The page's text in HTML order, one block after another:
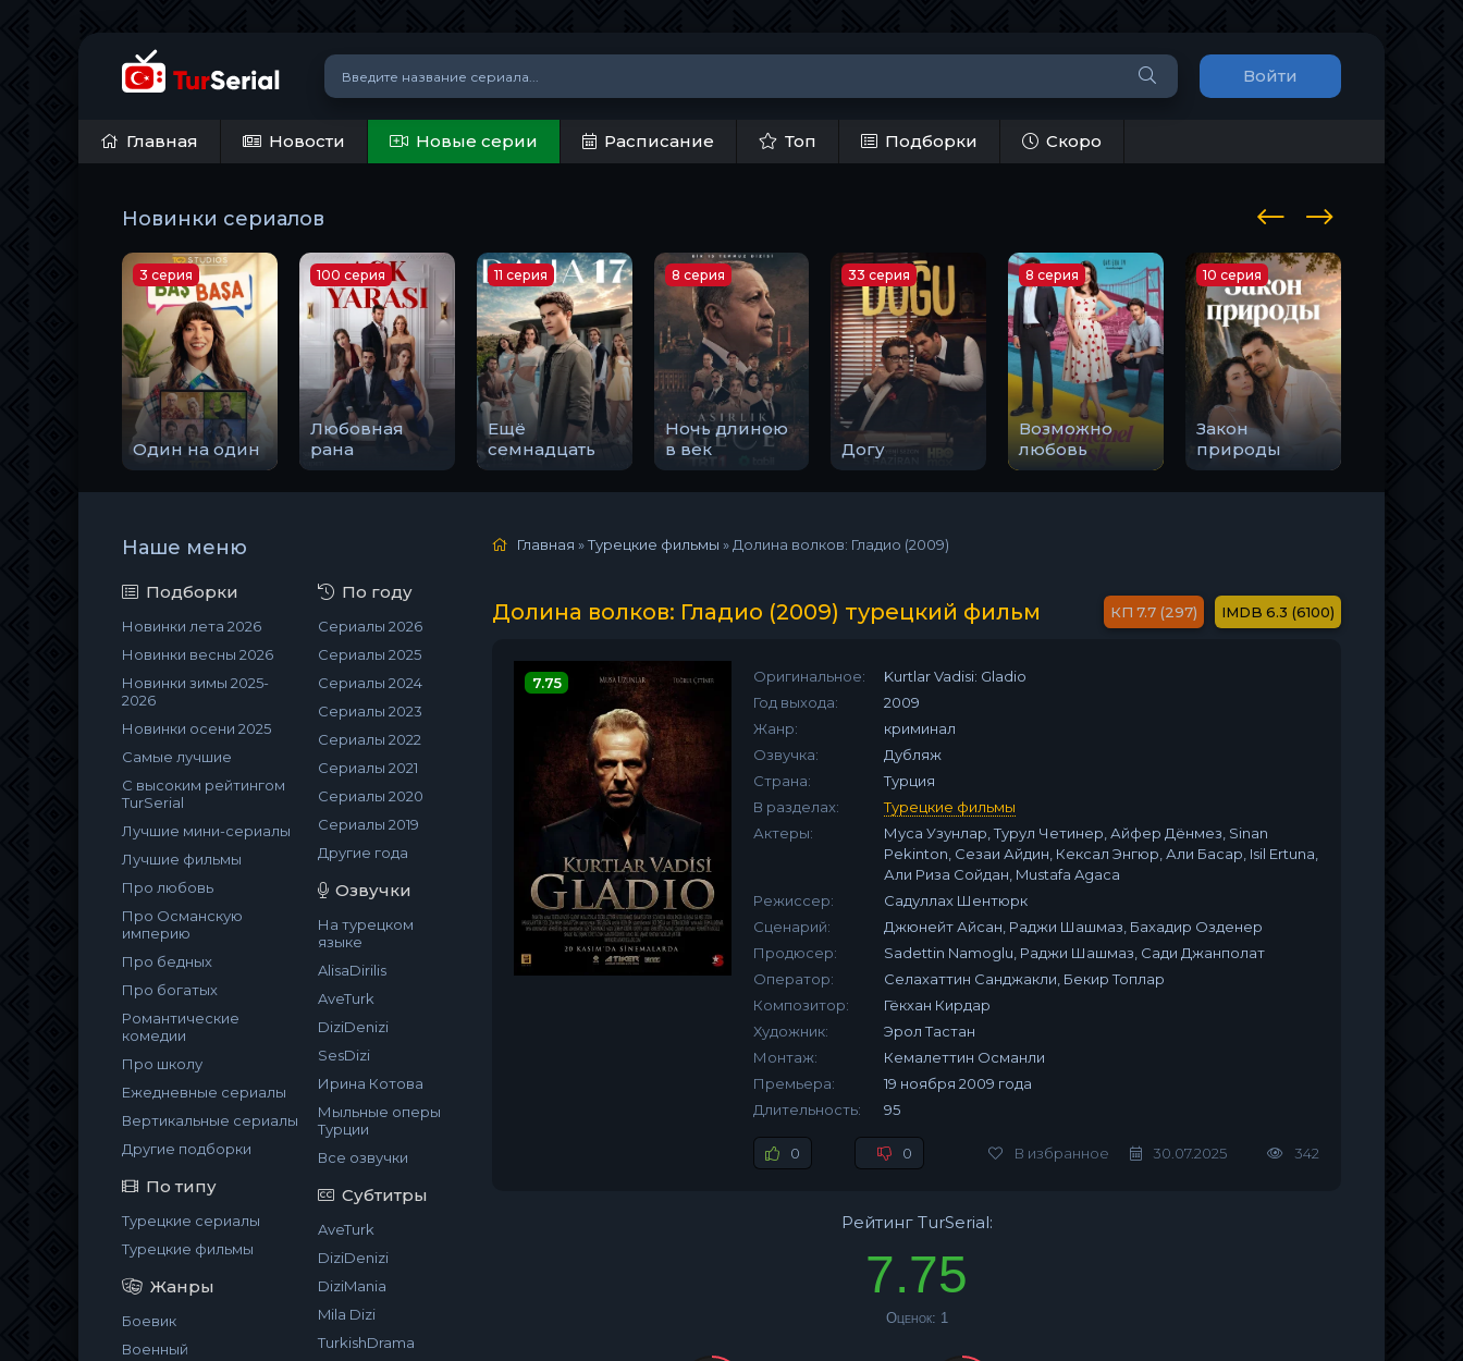
Войти
Главная Новости Новые серии Расписание Топ Подборки Скоро
Новинки сериалов
Один на один
3 серия
Любовная
рана
100 серия
Ещё
семнадцать
11 серия
Ночь длиною
в век
8 серия
Догу
33 серия
Возможно
любовь
8 серия
Закон
природы
10 серия
Наше меню
Подборки
Новинки лета 2026
Новинки весны 2026
Новинки зимы 2025-
2026
Новинки осени 2025
Самые лучшие
С высоким рейтингом
TurSerial
Лучшие мини-сериалы
Лучшие фильмы
Про любовь
Про Османскую
империю
Про бедных
Про богатых
Романтические
комедии
Про школу
Ежедневные сериалы
Вертикальные сериалы
Другие подборки
По типу
Турецкие сериалы
Турецкие фильмы
Жанры
Боевик
Военный
По году
Сериалы 2026
Сериалы 2025
Сериалы 2024
Сериалы 2023
Сериалы 2022
Сериалы 2021
Сериалы 2020
Сериалы 2019
Другие года
Озвучки
На турецком
языке
AlisaDirilis
AveTurk
DiziDenizi
SesDizi
Ирина Котова
Мыльные оперы
Турции
Все озвучки
Субтитры
AveTurk
DiziDenizi
DiziMania
Mila Dizi
TurkishDrama
Главная »Турецкие фильмы » Долина волков: Гладио (2009)
Долина волков: Гладио (2009) турецкий фильм 7.7 (297) 6.3 (6100)
7.75 Оригинальное:
Kurtlar Vadisi: Gladio
Год выхода:
2009
Жанр:
криминал
Озвучка:
Дубляж
Страна:
Турция
В разделах:
Турецкие фильмы
Актеры:
Муса Узунлар, Турул Четинер, Айфер Дёнмез, Sinan
Pekinton, Сезаи Айдин, Кексал Энгюр, Али Басар, Isil Ertuna,
Али Риза Сойдан, Mustafa Agaca
Режиссер:
Садуллах Шентюрк
Сценарий:
Джюнейт Айсан, Раджи Шашмаз, Бахадир Озденер
Продюсер:
Sadettin Namoglu, Раджи Шашмаз, Сади Джанполат
Оператор:
Селахаттин Санджакли, Бекир Топлар
Композитор:
Гёкхан Кирдар
Художник:
Эрол Тастан
Монтаж:
Кемалеттин Османли
Премьера:
19 ноября 2009 года
Длительность:
95
0 0 В избранное 30.07.2025 342
Рейтинг TurSerial:
7.75
Оценок: 1